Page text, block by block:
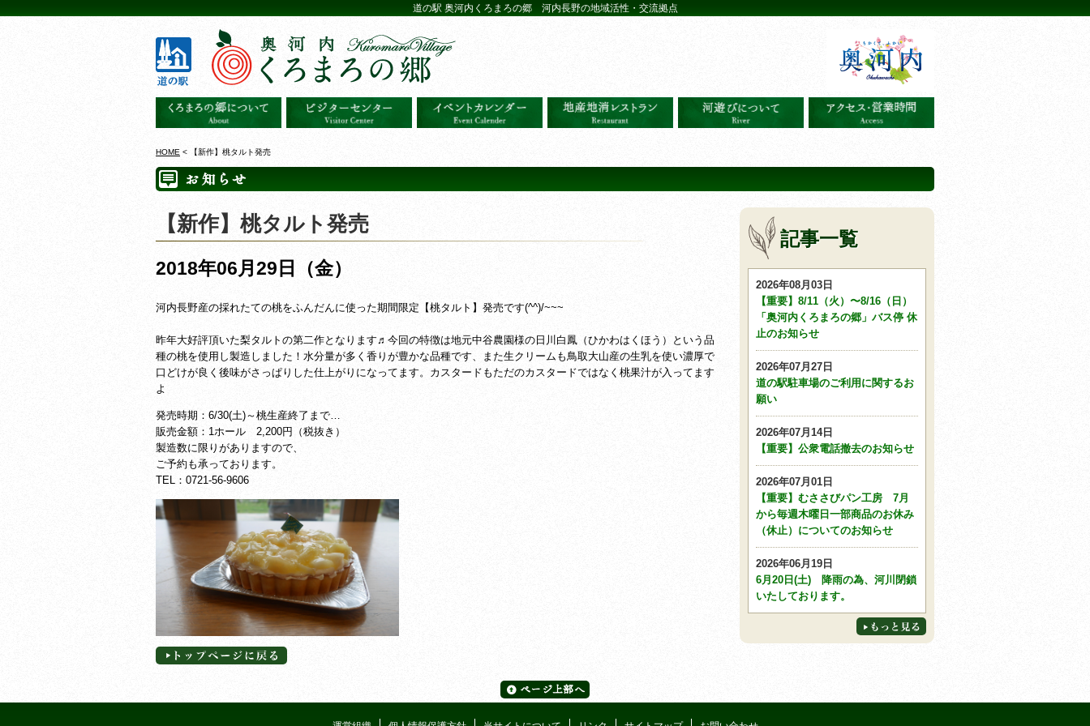
道の駅 奥河内くろまろの郷 河内長野の地域活性・交流拠点
HOME < 【新作】桃タルト発売
【新作】桃タルト発売
2018年06月29日（金）
河内長野産の採れたての桃をふんだんに使った期間限定【桃タルト】発売です(^^)/~~~
昨年大好評頂いた梨タルトの第二作となります♬今回の特徴は地元中谷農園様の日川白鳳（ひかわはくほう）という品
種の桃を使用し製造しました！水分量が多く香りが豊かな品種です、また生クリームも鳥取大山産の生乳を使い濃厚で
口どけが良く後味がさっぱりした仕上がりになってます。カスタードもただのカスタードではなく桃果汁が入ってます
よ
発売時期：6/30(土)～桃生産終了まで…
販売金額：1ホール 2,200円（税抜き）
製造数に限りがありますので、
ご予約も承っております。
TEL：0721-56-9606
記事一覧
2026年08月03日
【重要】8/11（火）〜8/16（日）
「奥河内くろまろの郷」バス停 休
止のお知らせ
2026年07月27日
道の駅駐車場のご利用に関するお
願い
2026年07月14日
【重要】公衆電話撤去のお知らせ
2026年07月01日
【重要】むささびパン工房 7月
から毎週木曜日一部商品のお休み
（休止）についてのお知らせ
2026年06月19日
6月20日(土) 降雨の為、河川閉鎖
いたしております。